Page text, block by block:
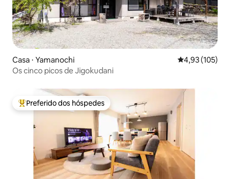
Casa ⋅ Yamanochi 4,93 de uma
4,93 (105)
Os cinco picos de Jigokudani
Entre os melhores preferidos dos hóspedes
Preferido dos hóspedes